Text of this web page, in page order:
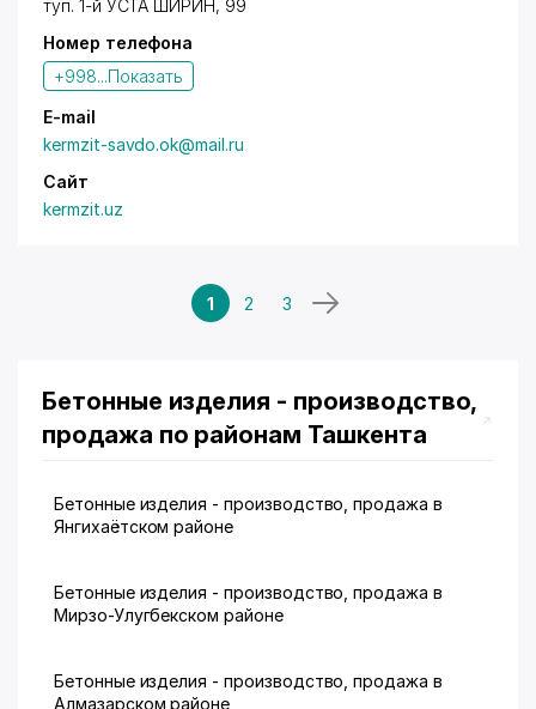
туп. 1-й УСТА ШИРИН, 99
Номер телефона
+998...Показать
E-mail
kermzit-savdo.ok@mail.ru
Сайт
kermzit.uz
1 2 3
Бетонные изделия - производство,
продажа по районам Ташкента
Бетонные изделия - производство, продажа в
Янгихаётском районе
Бетонные изделия - производство, продажа в
Мирзо-Улугбекском районе
Бетонные изделия - производство, продажа в
Алмазарском районе